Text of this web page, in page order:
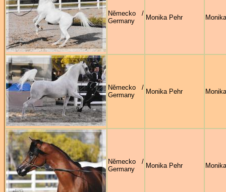
Německo /
Germany
Monika Pehr
Německo /
Germany
Monika Pehr
Německo /
Germany
Monika Pehr